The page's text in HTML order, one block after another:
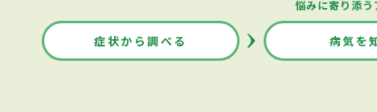
悩みに寄り添う
症状から調べる 病気を